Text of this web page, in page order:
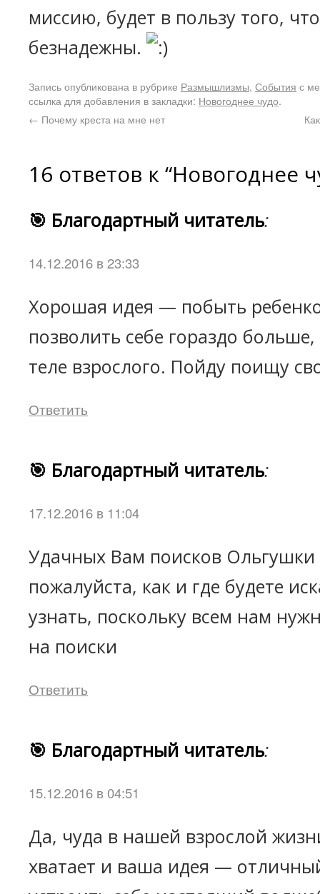
миссию, будет в пользу того,
безнадежны.
Запись опубликована в рубрике Размышлизмы, События с
ссылка для добавления в закладки: Новогоднее чудо.
← Почему креста на мне нет
16 ответов к “Новогоднее
🎯 Благодартный читатель:
14.12.2016 в 23:33
Хорошая идея — побыть
позволить себе гораздо
теле взрослого. Пойду поищу
Ответить
🎯 Благодартный читатель:
17.12.2016 в 11:04
Удачных Вам поисков Ольгушки
пожалуйста, как и где будете
узнать, поскольку всем нам
на поиски
Ответить
🎯 Благодартный читатель:
15.12.2016 в 04:51
Да, чуда в нашей взрослой
хватает и ваша идея —